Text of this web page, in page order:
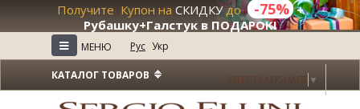
Получите Купон на СКИДКУдо -75% +
Рубашку+Галстук в ПОДАРОК!
≡ МЕНЮ Рус Укр
SELECT LANGUAGE ▼
КАТАЛОГ ТОВАРОВ